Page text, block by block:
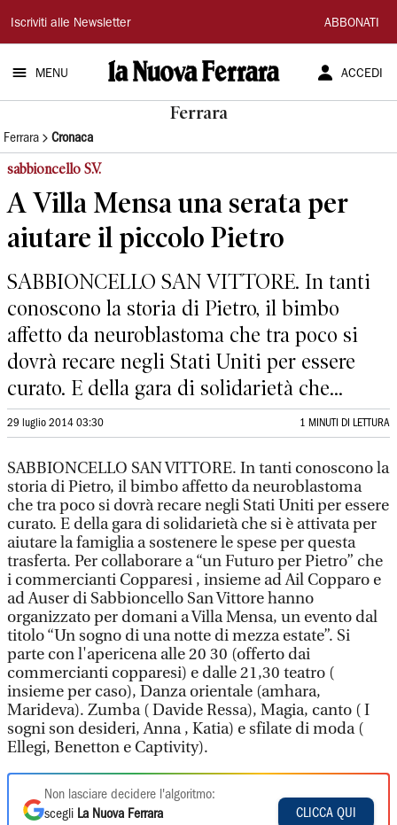
La
Nuova
Ferrara
Iscriviti alle Newsletter ABBONATI
MENU ACCEDI
Ferrara
Ferrara Cronaca
sabbioncello S.V.
A Villa Mensa una serata per
aiutare il piccolo Pietro
SABBIONCELLO SAN VITTORE. In tanti
conoscono la storia di Pietro, il bimbo
affetto da neuroblastoma che tra poco si
dovrà recare negli Stati Uniti per essere
curato. E della gara di solidarietà che...
29 luglio 2014 03:30 1 MINUTI DI LETTURA
SABBIONCELLO SAN VITTORE. In tanti conoscono la
storia di Pietro, il bimbo affetto da neuroblastoma
che tra poco si dovrà recare negli Stati Uniti per essere
curato. E della gara di solidarietà che si è attivata per
aiutare la famiglia a sostenere le spese per questa
trasferta. Per collaborare a “un Futuro per Pietro” che
i commercianti Copparesi , insieme ad Ail Copparo e
ad Auser di Sabbioncello San Vittore hanno
organizzato per domani a Villa Mensa, un evento dal
titolo “Un sogno di una notte di mezza estate”. Si
parte con l'apericena alle 20 30 (offerto dai
commercianti copparesi) e dalle 21,30 teatro (
insieme per caso), Danza orientale (amhara,
Marideva). Zumba ( Davide Ressa), Magia, canto ( I
sogni son desideri, Anna , Katia) e sfilate di moda (
Ellegi, Benetton e Captivity).
Non lasciare decidere l'algoritmo:
scegli La Nuova Ferrara
CLICCA QUI